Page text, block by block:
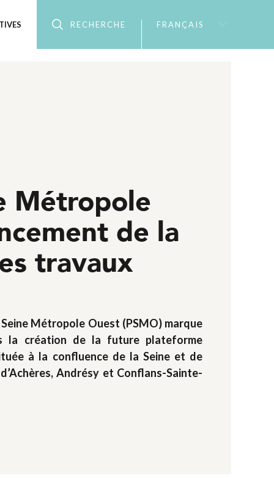
RECHERCHE FRANÇAIS
Métropole
de la
travaux
Métropole Ouest (PSMO) marque
la création de la future plateforme
à la confluence de la Seine et de
Andrésy et Conflans-Sainte-